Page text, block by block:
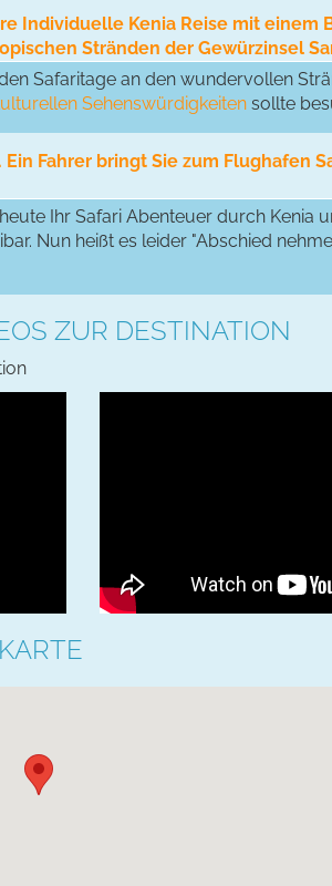
Individuelle Kenia Reise mit einem
Stränden der Gewürzinsel
Safaritage an den wundervollen
Sehenswürdigkeiten sollte
Fahrer bringt Sie zum Flughafen
Ihr Safari Abenteuer durch Kenia
Nun heißt es leider "Abschied
ZUR DESTINATION